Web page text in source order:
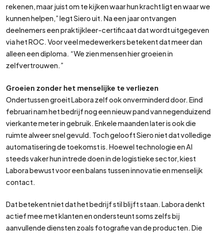
rekenen, maar juist om te kijken waar hun kracht ligt en waar we
kunnen helpen,” legt Siero uit. Na een jaar ontvangen
deelnemers een praktijkleer-certificaat dat wordt uitgegeven
via het ROC. Voor veel medewerkers betekent dat meer dan
alleen een diploma. “We zien mensen hier groeien in
zelfvertrouwen.”
Groeien zonder het menselijke te verliezen
Ondertussen groeit Labora zelf ook onverminderd door. Eind
februari nam het bedrijf nog een nieuw pand van negenduizend
vierkante meter in gebruik. Enkele maanden later is ook die
ruimte alweer snel gevuld. Toch gelooft Siero niet dat volledige
automatisering de toekomst is. Hoewel technologie en AI
steeds vaker hun intrede doen in de logistieke sector, kiest
Labora bewust voor een balans tussen innovatie en menselijk
contact.
Dat betekent niet dat het bedrijf stil blijft staan. Labora denkt
actief mee met klanten en ondersteunt soms zelfs bij
aanvullende diensten zoals fotografie van de producten. Die